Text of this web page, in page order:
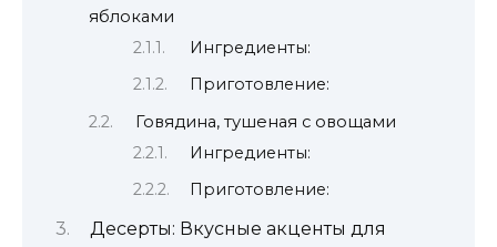
яблоками
Ингредиенты:
Приготовление:
Говядина, тушеная с овощами
Ингредиенты:
Приготовление:
Десерты: Вкусные акценты для